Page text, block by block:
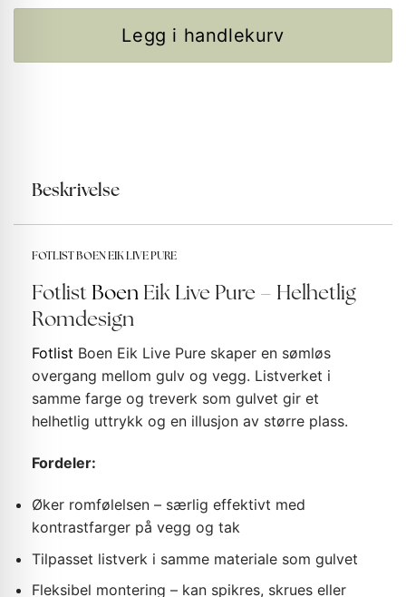
Legg i handlekurv
Beskrivelse
FOTLIST BOEN EIK LIVE PURE
Fotlist Boen Eik Live Pure – Helhetlig
Romdesign
Fotlist Boen Eik Live Pure skaper en sømløs
overgang mellom gulv og vegg. Listverket i
samme farge og treverk som gulvet gir et
helhetlig uttrykk og en illusjon av større plass.
Fordeler:
Øker romfølelsen – særlig effektivt med
kontrastfarger på vegg og tak
Tilpasset listverk i samme materiale som gulvet
Fleksibel montering – kan spikres, skrues eller